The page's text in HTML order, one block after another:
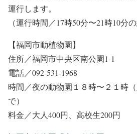
運行します。
（運行時間／17時50分〜21時10分
【福岡市動植物園】
住所／福岡市中央区南公園1-1
電話／092-531-1968
時間／夜の動物園１８時〜２１時
で）
料金／大人400円、高校生200円